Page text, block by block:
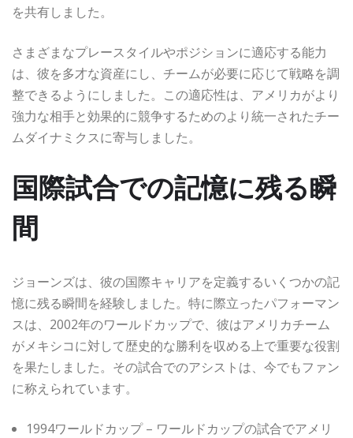
を共有しました。
さまざまなプレースタイルやポジションに適応する能力
は、彼を多才な資産にし、チームが必要に応じて戦略を調
整できるようにしました。この適応性は、アメリカがより
強力な相手と効果的に競争するためのより統一されたチー
ムダイナミクスに寄与しました。
国際試合での記憶に残る瞬
間
ジョーンズは、彼の国際キャリアを定義するいくつかの記
憶に残る瞬間を経験しました。特に際立ったパフォーマン
スは、2002年のワールドカップで、彼はアメリカチーム
がメキシコに対して歴史的な勝利を収める上で重要な役割
を果たしました。その試合でのアシストは、今でもファン
に称えられています。
1994ワールドカップ – ワールドカップの試合でアメリ